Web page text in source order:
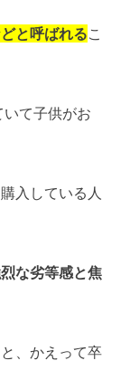
と呼ばれるこ
て子供がお
入している人
な劣等感と焦
、かえって卒